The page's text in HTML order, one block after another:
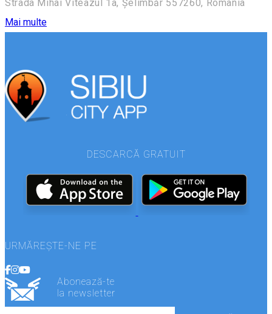
Strada Mihai Viteazul 1a, Șelimbăr 557260, Romania
Mai multe
DESCARCĂ GRATUIT
URMĂREȘTE-NE PE
Abonează-te
la newsletter